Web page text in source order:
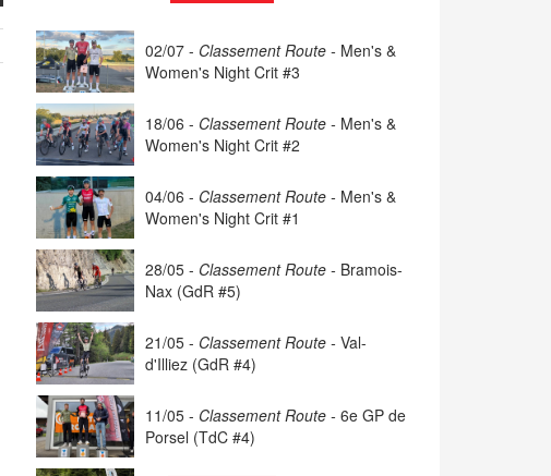
02/07 - Classement Route - Men's &
Women's Night Crit #3
18/06 - Classement Route - Men's &
Women's Night Crit #2
04/06 - Classement Route - Men's &
Women's Night Crit #1
28/05 - Classement Route - Bramois-
Nax (GdR #5)
21/05 - Classement Route - Val-
d'Illiez (GdR #4)
11/05 - Classement Route - 6e GP de
Porsel (TdC #4)